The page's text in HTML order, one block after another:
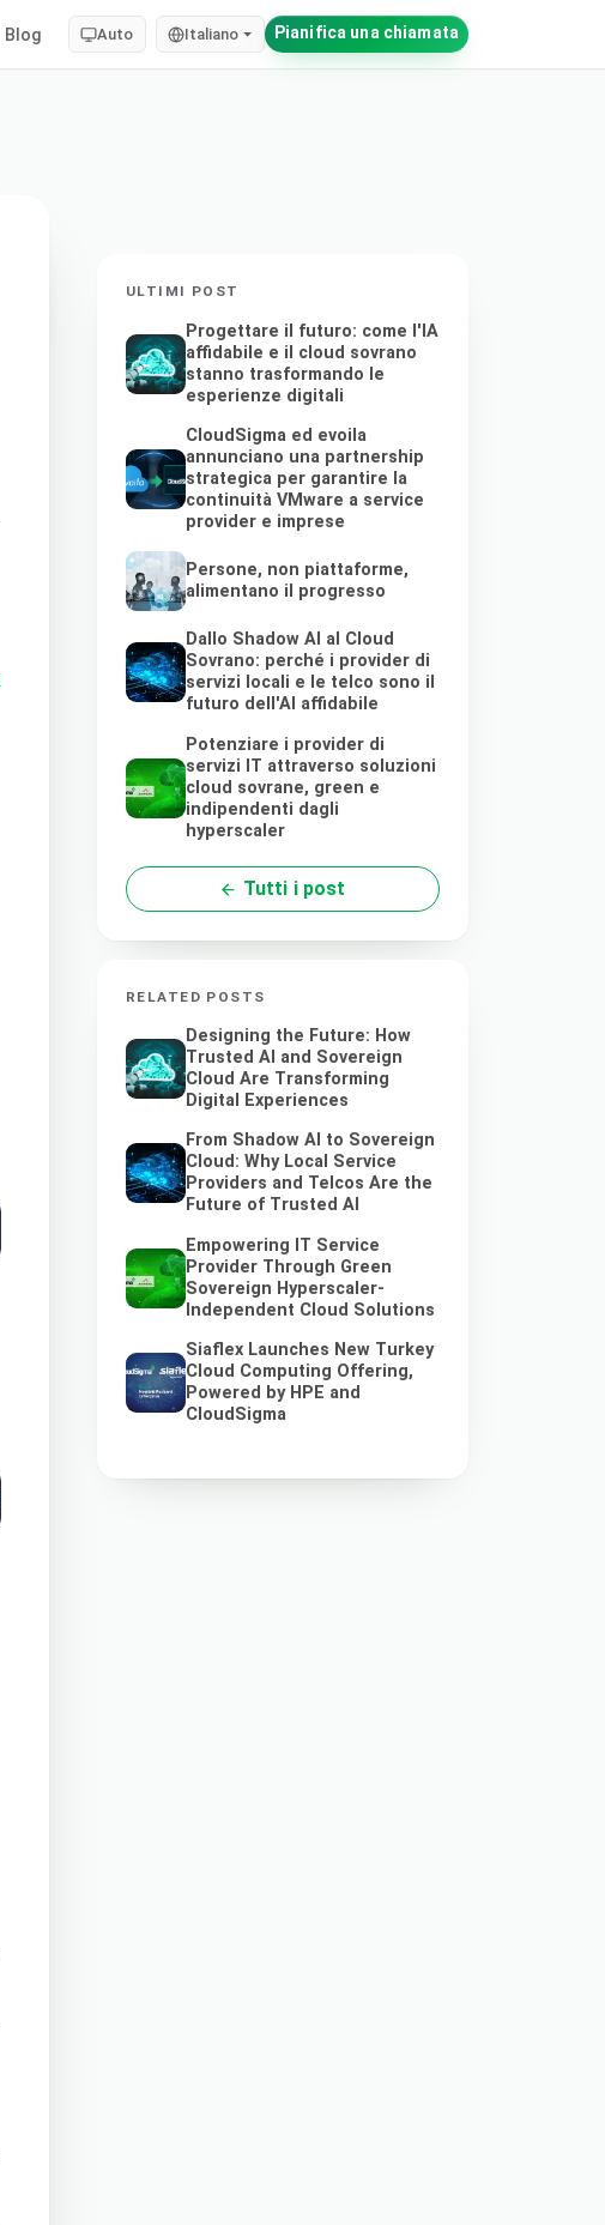
Blog Auto Italiano Pianifica una chiamata
ULTIMI POST
Progettare il futuro: come l'IA
affidabile e il cloud sovrano
stanno trasformando le
esperienze digitali
CloudSigma ed evoila
annunciano una partnership
strategica per garantire la
continuità VMware a service
provider e imprese
Persone, non piattaforme,
alimentano il progresso
Dallo Shadow AI al Cloud
Sovrano: perché i provider di
servizi locali e le telco sono il
futuro dell'AI affidabile
Potenziare i provider di
servizi IT attraverso soluzioni
cloud sovrane, green e
indipendenti dagli
hyperscaler
Tutti i post
RELATED POSTS
Designing the Future: How
Trusted AI and Sovereign
Cloud Are Transforming
Digital Experiences
From Shadow AI to Sovereign
Cloud: Why Local Service
Providers and Telcos Are the
Future of Trusted AI
Empowering IT Service
Provider Through Green
Sovereign Hyperscaler-
Independent Cloud Solutions
Siaflex Launches New Turkey
Cloud Computing Offering,
Powered by HPE and
CloudSigma